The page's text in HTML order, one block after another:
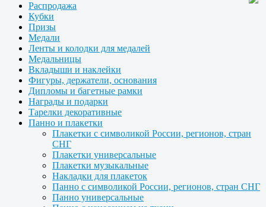
Распродажа
Кубки
Призы
Медали
Ленты и колодки для медалей
Медальницы
Вкладыши и наклейки
Фигуры, держатели, основания
Дипломы и багетные рамки
Награды и подарки
Тарелки декоративные
Панно и плакетки
Плакетки с символикой России, регионов, стран
СНГ
Плакетки универсальные
Плакетки музыкальные
Накладки для плакеток
Панно с символикой России, регионов, стран СНГ
Панно универсальные